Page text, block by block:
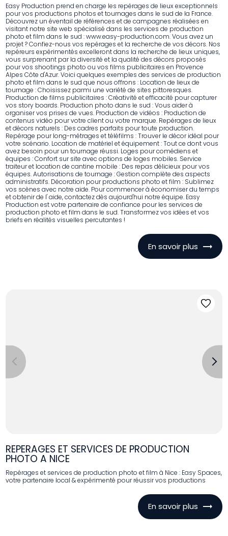
Easy Production prend en charge les repérages de lieux exceptionnels
pour vos productions photos et tournages dans le sud de la France.
Découvrez un éventail de références et de campagnes réalisées en
visitant notre site web spécialisé dans les services de production
photo et film dans le sud : www.easy-production.com. Vous avez un
projet ? Confiez-nous vos repérages et la recherche de vos décors. Nos
repéreurs expérimentés excelleront dans la recherche de lieux uniques,
vous surprenant par la diversité et la qualité des décors proposés
pour vos shootings photo ou vos films publicitaires en Provence
Alpes Côte d'Azur. Voici quelques exemples des services de production
photo et film dans le sud que nous offrons : Location de lieux de
tournage : Choisissez parmi une variété de sites pittoresques.
Production de films publicitaires : Créativité et efficacité pour capturer
vos story boards. Production photo dans le sud : Vous aider à
organiser vos prises de vues. Production de vidéos : Production de
contenus vidéo pour votre client ou votre marque. Repérages de lieux
et décors naturels : Des cadres parfaits pour toute production.
Repérage pour long-métrages et téléfilms : Trouver le décor idéal pour
votre scénario. Location de matériel et équipement : Tout ce dont vous
avez besoin pour un tournage réussi. Loges pour comédiens et
équipes : Confort sur site avec options de loges mobiles. Service
traiteur et location de cantine mobile : Des repas délicieux pour vos
équipes. Autorisations de tournage : Gestion complète des aspects
administratifs. Décoration pour productions photo et film : Sublimez
vos scènes avec notre aide. Pour commencer à économiser du temps
et obtenir de l' aide, contactez dès aujourd'hui notre équipe. Easy
Production est votre partenaire de confiance pour les services de
production photo et film dans le sud. Transformez vos idées et vos
briefs en réalités visuelles percutantes !
En savoir plus
Previous Next
REPERAGES ET SERVICES DE PRODUCTION
PHOTO A NICE
Repérages et services de production photo et film à Nice : Easy Spaces,
votre partenaire local & expérimenté pour réussir vos productions
En savoir plus